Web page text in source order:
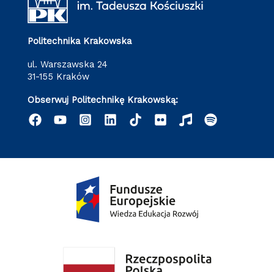
Politechnika Krakowska
ul. Warszawska 24
31-155 Kraków
Obserwuj Politechnikę Krakowską: